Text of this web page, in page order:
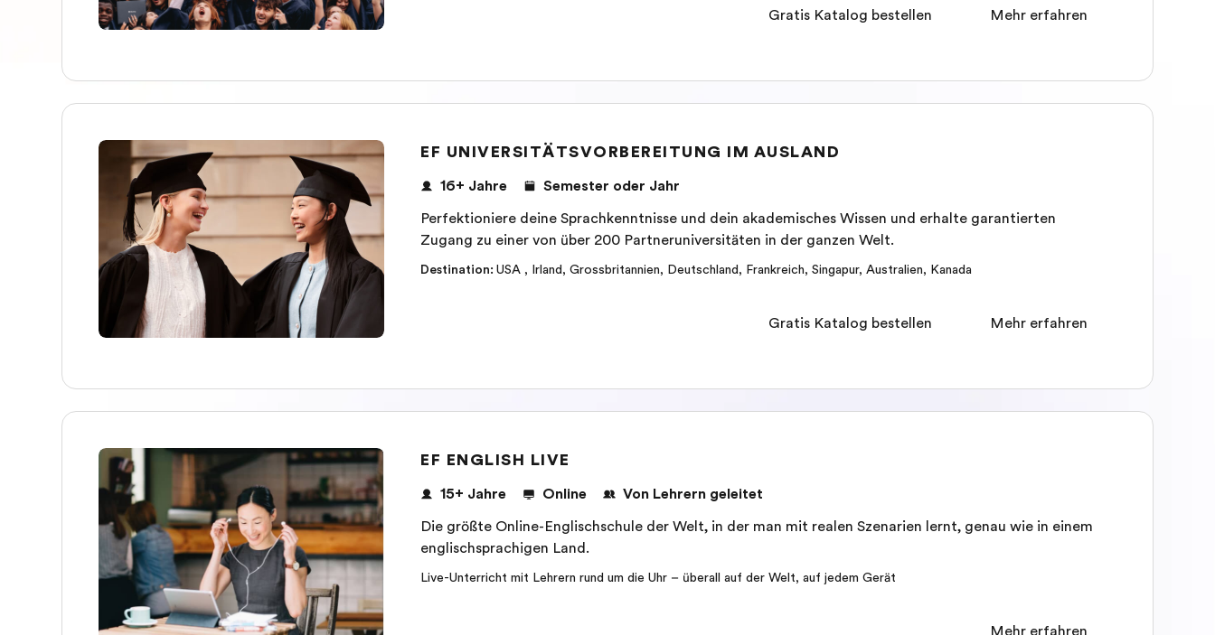
Mehr erfahren
Gratis Katalog bestellen
EF UNIVERSITÄTSVORBEREITUNG IM AUSLAND
16+ Jahre
Semester oder Jahr
Perfektioniere deine Sprachkenntnisse und dein akademisches Wissen und erhalte garantierten
Zugang zu einer von über 200 Partneruniversitäten in der ganzen Welt.
Destination: USA , Irland, Grossbritannien, Deutschland, Frankreich, Singapur, Australien, Kanada
Mehr erfahren
Gratis Katalog bestellen
EF ENGLISH LIVE
15+ Jahre Online
Von Lehrern geleitet
Die größte Online-Englischschule der Welt, in der man mit realen Szenarien lernt, genau wie in einem
englischsprachigen Land.
Live-Unterricht mit Lehrern rund um die Uhr – überall auf der Welt, auf jedem Gerät
Mehr erfahren